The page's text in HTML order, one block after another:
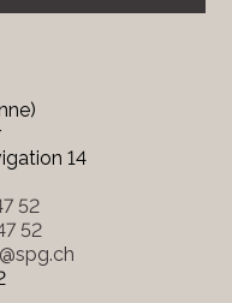
14
52
52